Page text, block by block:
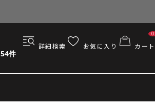
54件
詳細検索 お気に入り カート
0